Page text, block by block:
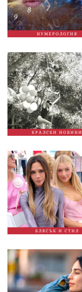
НУМЕРОЛОГИЯ
КРАЛСКИ НОВИНИ
БЛЯСЪК И СТИЛ